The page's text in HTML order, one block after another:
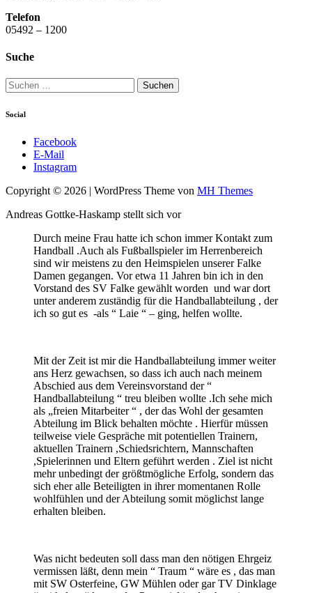
Telefon
05492 – 1200
Suche
Suchen
nach:
Social
Facebook
E-Mail
Instagram
Copyright © 2026 | WordPress Theme von MH Themes
Andreas Gottke-Haskamp stellt sich vor
Durch meine Frau hatte ich schon immer Kontakt zum
Handball .Auch als Fußballspieler im Herrenbereich
sind wir meistens zu den Heimspielen unserer Falke
Damen gegangen. Vor etwa 11 Jahren bin ich in den
Vorstand des SV Falke gewählt worden und war dort
unter anderem zuständig für die Handballabteilung , der
ich so gut es -als “ Laie “ – ging, helfen wollte.
Mit der Zeit ist mir die Handballabteilung immer weiter
ans Herz gewachsen, so dass ich auch nach meinem
Abschied aus dem Vereinsvorstand der “
Handballabteilung “ treu bleiben wollte .Ich sehe mich
als „freien Mitarbeiter “ , der das Wohl der gesamten
Abteilung im Blick behalten möchte . Hierfür müssen
teilweise viele Gespräche mit potentiellen Trainern,
aktuellen Trainern ,Schiedsrichtern, Mannschaften
,Spielerinnen und Eltern geführt werden . Ziel ist nicht
mehr unbedingt der größtmögliche Erfolg, sondern das
sich eher alle Beteiligten in ihrer momentanen Rolle
wohlfühlen und der Abteilung somit möglichst lange
erhalten bleiben.
Was nicht bedeuten soll dass man den nötigen Ehrgeiz
vermissen läßt, denn mein “ Traum “ wäre es , das man
mit SW Osterfeine, GW Mühlen oder gar TV Dinklage